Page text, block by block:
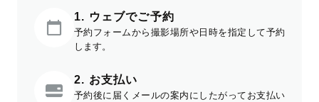
1. ウェブでご予約
予約フォームから撮影場所や日時を指定して予約
します。
2. お支払い
予約後に届くメールの案内にしたがってお支払い